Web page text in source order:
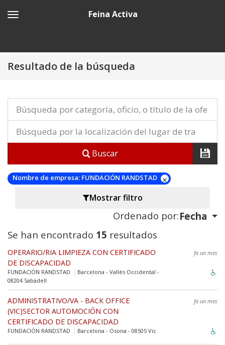
Feina Activa
Resultado de la búsqueda
Buscar
Nombre de empresa: FUNDACIÓN RANDSTAD
Mostrar filtro
Ordenado por:Fecha
Se han encontrado 15 resultados
OPERARIO/RIA LIMPIEZA CON CERTIFICADO
DE DISCAPACIDAD
fa un mes
FUNDACIÓN RANDSTAD
Barcelona - Vallès Occidental -
08204 Sabadell
ADMINISTRATIVO/VA - BACK OFFICE
(VIC)SECTOR AUTOMOCIÓN CON
CERTIFICADO DE DISCAPACIDAD
fa un mes
FUNDACIÓN RANDSTAD Barcelona - Osona - 08505 Vic